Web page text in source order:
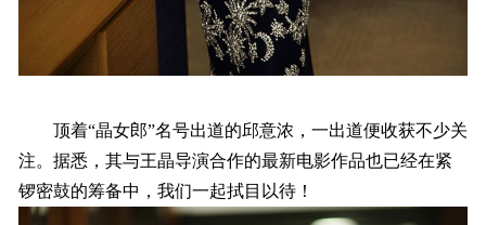
顶着“晶女郎”名号出道的邱意浓，一出道便收获不少关
注。据悉，其与王晶导演合作的最新电影作品也已经在紧
锣密鼓的筹备中，我们一起拭目以待！